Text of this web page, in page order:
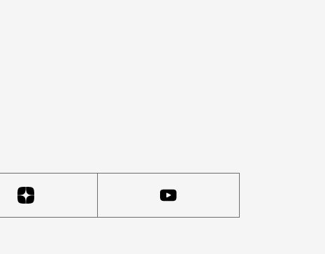
источником света. «На станции